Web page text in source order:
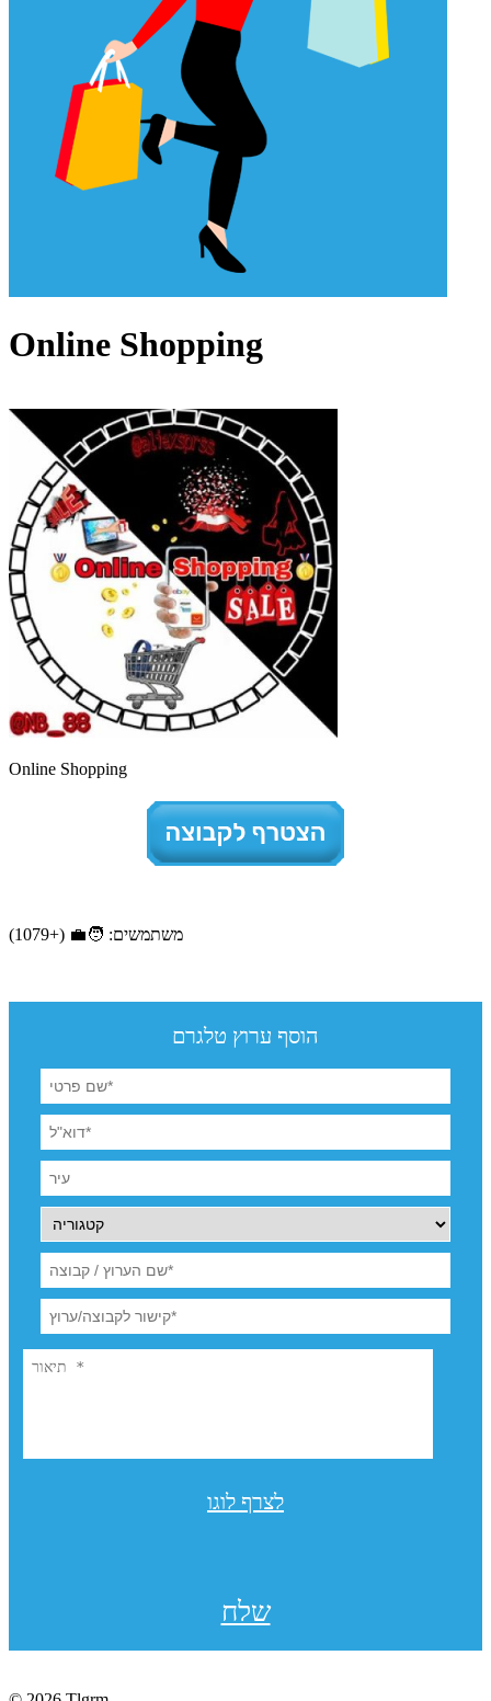
Online Shopping
Online Shopping
משתמשים: 🧑‍💼 (+1079)
הוסף ערוץ טלגרם
לצרף לוגו
שלח